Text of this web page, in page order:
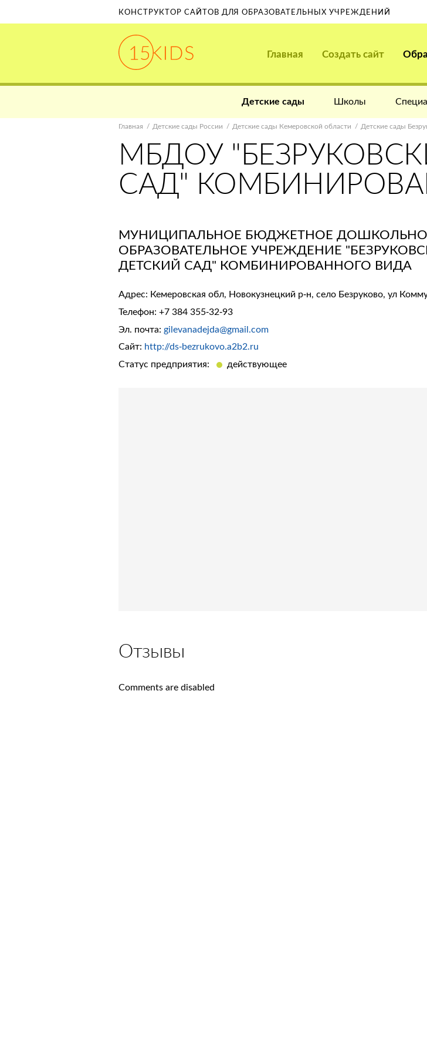
КОНСТРУКТОР САЙТОВ ДЛЯ ОБРАЗОВАТЕЛЬНЫХ УЧРЕЖДЕНИЙ
Главная Создать сайт
Детские сады Школы
Главная Детские сады России Детские сады Кемеровской области Детские сады
МБДОУ
САД"
МУНИЦИПАЛЬНОЕ БЮДЖЕТНОЕ
ОБРАЗОВАТЕЛЬНОЕ УЧРЕЖДЕНИЕ
ДЕТСКИЙ САД" КОМБИНИРОВАННОГО ВИДА
Адрес: Кемеровская обл, Новокузнецкий р-н, село Безруково, ул
Телефон: +7 384 355-32-93
Эл. почта: gilevanadejda@gmail.com
Сайт: http://ds-bezrukovo.a2b2.ru
Статус предприятия:
действующее
Отзывы
Comments are disabled